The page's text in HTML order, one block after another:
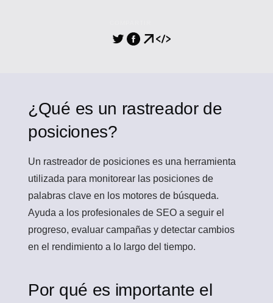
¿Qué es un rastreador de
posiciones?
Un rastreador de posiciones es una herramienta
utilizada para monitorear las posiciones de
palabras clave en los motores de búsqueda.
Ayuda a los profesionales de SEO a seguir el
progreso, evaluar campañas y detectar cambios
en el rendimiento a lo largo del tiempo.
Por qué es importante el